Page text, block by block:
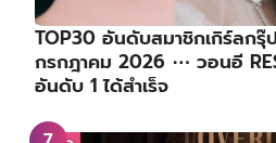
TOP30 อันดับสมาชิกเกิร์ลกรุ๊
กรกฎาคม 2026 ⋯ วอนอี
อันดับ 1 ได้สำเร็จ